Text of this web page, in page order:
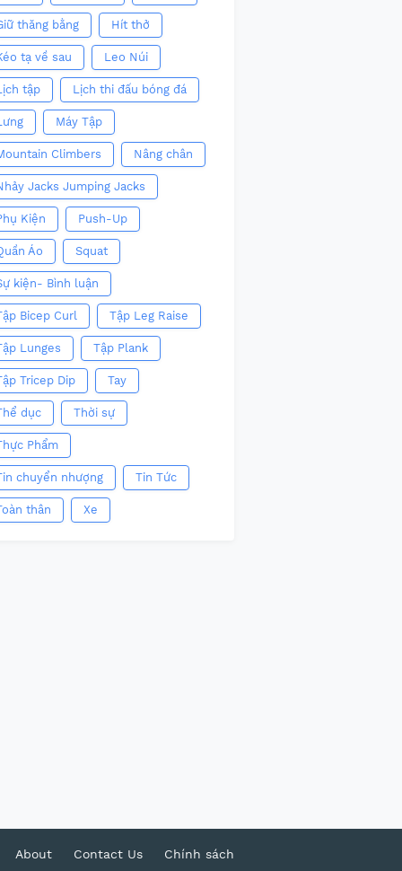
thăng bằng Hít thở
tạ về sau Leo Núi
tập Lịch thi đấu bóng đá
Máy Tập
Climbers Nâng chân
Jacks Jumping Jacks
Kiện Push-Up
Áo Squat
kiện- Bình luận
Bicep Curl Tập Leg Raise
Lunges Tập Plank
Tricep Dip Tay
dục Thời sự
Phẩm
chuyển nhượng Tin Tức
thân Xe
About Contact Us Chính sách